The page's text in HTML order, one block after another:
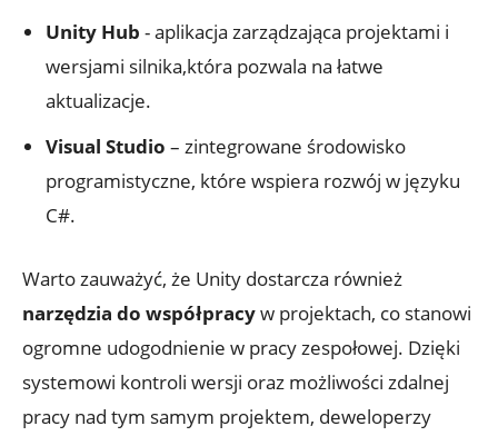
Unity Hub ​- aplikacja zarządzająca⁤ projektami i
wersjami silnika,która ​pozwala na ‍łatwe
aktualizacje.
Visual⁢ Studio – zintegrowane środowisko
programistyczne, które wspiera rozwój ​w języku⁣
C#.
Warto zauważyć,⁣ że Unity‍ dostarcza⁢ również
narzędzia do współpracy⁣w ‌projektach, ‌co stanowi
ogromne udogodnienie w pracy zespołowej. Dzięki
‌systemowi⁤ kontroli wersji oraz możliwości zdalnej
pracy nad tym samym projektem, deweloperzy⁤